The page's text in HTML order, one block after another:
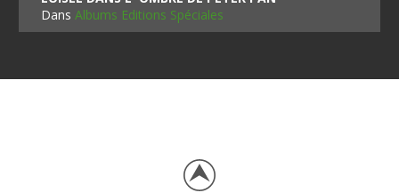
DansAlbums Editions Spéciales